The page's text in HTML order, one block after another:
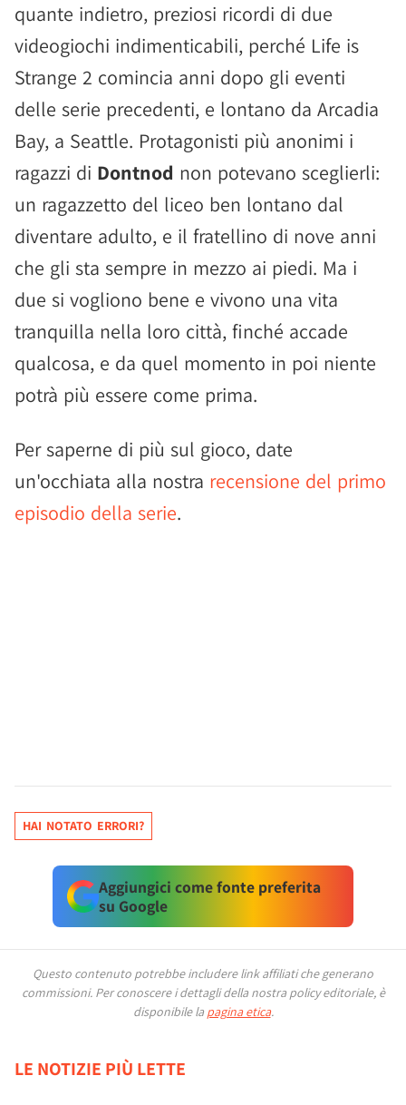
quante indietro, preziosi ricordi di due
videogiochi indimenticabili, perché Life is
Strange 2 comincia anni dopo gli eventi
delle serie precedenti, e lontano da Arcadia
Bay, a Seattle. Protagonisti più anonimi i
ragazzi di Dontnod non potevano sceglierli:
un ragazzetto del liceo ben lontano dal
diventare adulto, e il fratellino di nove anni
che gli sta sempre in mezzo ai piedi. Ma i
due si vogliono bene e vivono una vita
tranquilla nella loro città, finché accade
qualcosa, e da quel momento in poi niente
potrà più essere come prima.
Per saperne di più sul gioco, date
un'occhiata alla nostra recensione del primo
episodio della serie.
HAI NOTATO ERRORI?
Aggiungici come fonte preferita
su Google
Questo contenuto potrebbe includere link affiliati che generano
commissioni. Per conoscere i dettagli della nostra policy editoriale, è
disponibile la pagina etica.
LE NOTIZIE PIÙ LETTE